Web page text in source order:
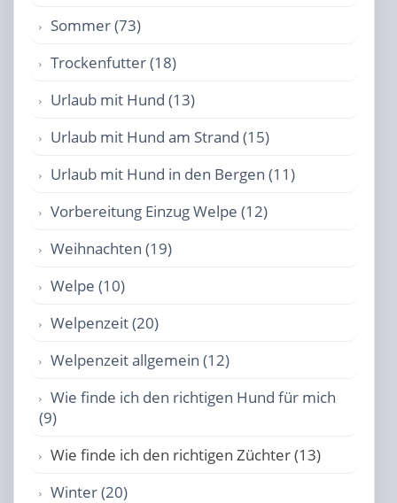
Sommer (73)
Trockenfutter (18)
Urlaub mit Hund (13)
Urlaub mit Hund am Strand (15)
Urlaub mit Hund in den Bergen (11)
Vorbereitung Einzug Welpe (12)
Weihnachten (19)
Welpe (10)
Welpenzeit (20)
Welpenzeit allgemein (12)
Wie finde ich den richtigen Hund für mich
(9)
Wie finde ich den richtigen Züchter (13)
Winter (20)